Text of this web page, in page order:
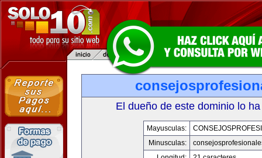
El dueño de este dominio lo
Mayusculas:
Minusculas: